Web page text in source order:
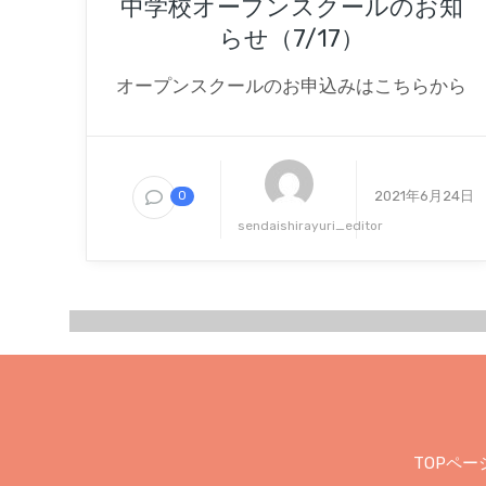
中学校オープンスクールのお知
らせ（7/17）
オープンスクールのお申込みはこちらから
0
sendaishirayuri_editor
2021年6月24日
TOPペー